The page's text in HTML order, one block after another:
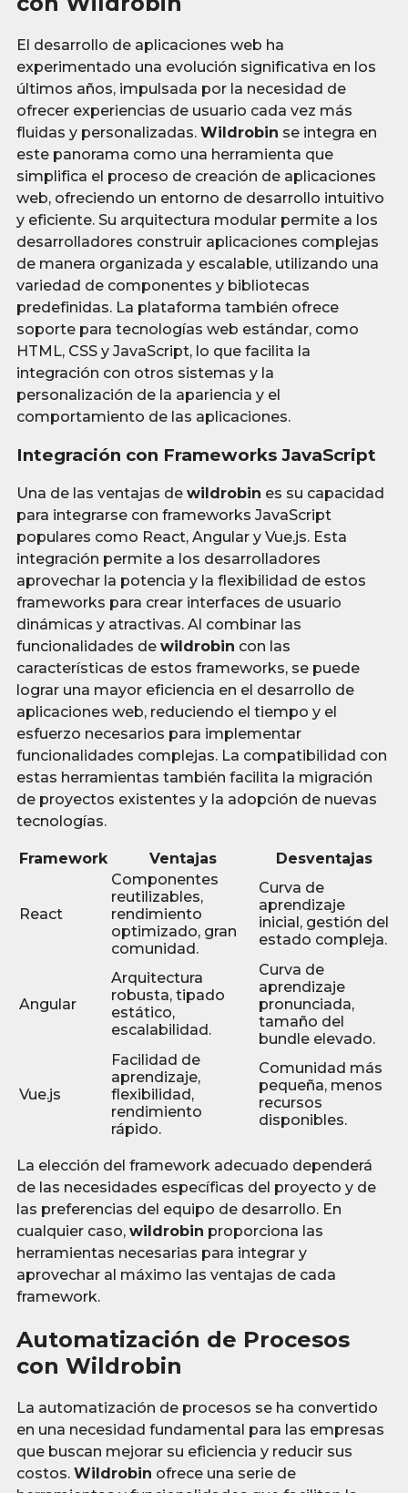
El desarrollo de aplicaciones web ha
experimentado una evolución significativa en los
últimos años, impulsada por la necesidad de
ofrecer experiencias de usuario cada vez más
fluidas y personalizadas. Wildrobin se integra en
este panorama como una herramienta que
simplifica el proceso de creación de aplicaciones
web, ofreciendo un entorno de desarrollo intuitivo
y eficiente. Su arquitectura modular permite a los
desarrolladores construir aplicaciones complejas
de manera organizada y escalable, utilizando una
variedad de componentes y bibliotecas
predefinidas. La plataforma también ofrece
soporte para tecnologías web estándar, como
HTML, CSS y JavaScript, lo que facilita la
integración con otros sistemas y la
personalización de la apariencia y el
comportamiento de las aplicaciones.
Integración con Frameworks JavaScript
Una de las ventajas de wildrobin es su capacidad
para integrarse con frameworks JavaScript
populares como React, Angular y Vue.js. Esta
integración permite a los desarrolladores
aprovechar la potencia y la flexibilidad de estos
frameworks para crear interfaces de usuario
dinámicas y atractivas. Al combinar las
funcionalidades de wildrobin con las
características de estos frameworks, se puede
lograr una mayor eficiencia en el desarrollo de
aplicaciones web, reduciendo el tiempo y el
esfuerzo necesarios para implementar
funcionalidades complejas. La compatibilidad con
estas herramientas también facilita la migración
de proyectos existentes y la adopción de nuevas
tecnologías.
Framework Ventajas Desventajas
React
Componentes
reutilizables,
rendimiento
optimizado, gran
comunidad.
Curva de
aprendizaje
inicial, gestión del
estado compleja.
Angular
Arquitectura
robusta, tipado
estático,
escalabilidad.
Curva de
aprendizaje
pronunciada,
tamaño del
bundle elevado.
Vue.js
Facilidad de
aprendizaje,
flexibilidad,
rendimiento
rápido.
Comunidad más
pequeña, menos
recursos
disponibles.
La elección del framework adecuado dependerá
de las necesidades específicas del proyecto y de
las preferencias del equipo de desarrollo. En
cualquier caso, wildrobin proporciona las
herramientas necesarias para integrar y
aprovechar al máximo las ventajas de cada
framework.
Automatización de Procesos
con Wildrobin
La automatización de procesos se ha convertido
en una necesidad fundamental para las empresas
que buscan mejorar su eficiencia y reducir sus
costos. Wildrobin ofrece una serie de